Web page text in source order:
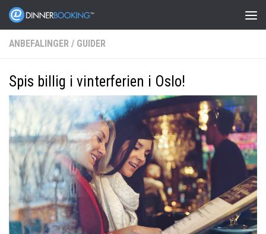
ANBEFALINGER / GUIDER
Spis billig i vinterferien i Oslo!